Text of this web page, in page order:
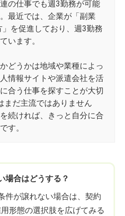
の仕事でも週3勤務が可能
最近では、企業が「副業
を促進しており、週3勤務
います。
どうかは地域や業種によっ
情報サイトや派遣会社を活
合う仕事を探すことが大切
まだ主流ではありません
続ければ、きっと自分に合
す。
場合はどうする？
件が譲れない場合は、契約
形態の選択肢を広げてみる